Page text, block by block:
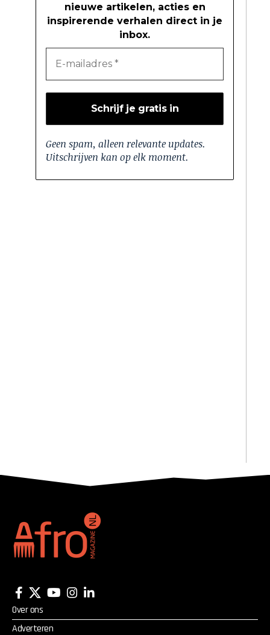
nieuwe artikelen, acties en
inspirerende verhalen direct in je
inbox.
Geen spam, alleen relevante updates.
Uitschrijven kan op elk moment.
Over ons
Adverteren